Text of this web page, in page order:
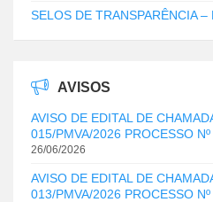
SELOS DE TRANSPARÊNCIA –
AVISOS
AVISO DE EDITAL DE
015/PMVA/2026 PROCESSO
26/06/2026
AVISO DE EDITAL DE
013/PMVA/2026 PROCESSO